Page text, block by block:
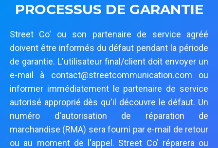
PROCESSUS DE GARANTIE
Street Co' ou son partenaire de service agréé
doivent être informés du défaut pendant la période
de garantie. L'utilisateur final/client doit envoyer un
e-mail à contact@streetcommunication.com ou
informer immédiatement le partenaire de service
autorisé approprié dès qu'il découvre le défaut. Un
numéro d'autorisation de réparation de
marchandise (RMA) sera fourni par e-mail de retour
ou au moment de l'appel. Street Co' réparera ou